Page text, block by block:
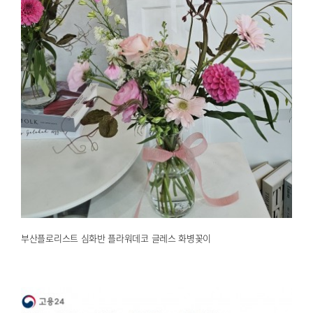
부산플로리스트 심화반 플라워데코 글레스 화병꽂이
해운대한국문화센터
부산플로리스트 심화반 플라워데코 글레스 화병꽂이